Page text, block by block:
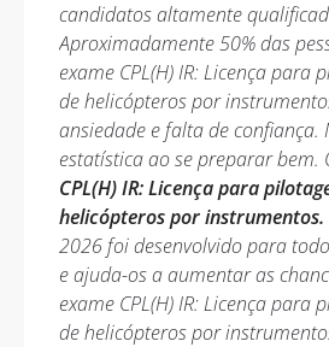
candidatos altamente
Aproximadamente 50% das
exame CPL(H) IR: Licença para
de helicópteros por
ansiedade e falta de confiança.
estatística ao se preparar bem.
CPL(H) IR: Licença para
helicópteros por
2026 foi desenvolvido para
e ajuda-os a aumentar as
exame CPL(H) IR: Licença para
de helicópteros por